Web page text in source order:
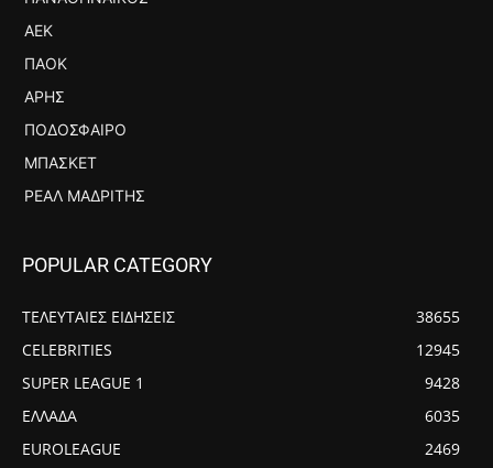
ΑΕΚ
ΠΑΟΚ
ΆΡΗΣ
ΠΟΔΌΣΦΑΙΡΟ
ΜΠΆΣΚΕΤ
ΡΕΆΛ ΜΑΔΡΊΤΗΣ
POPULAR CATEGORY
ΤΕΛΕΥΤΑΙΕΣ ΕΙΔΗΣΕΙΣ
38655
CELEBRITIES
12945
SUPER LEAGUE 1
9428
ΕΛΛΑΔΑ
6035
EUROLEAGUE
2469